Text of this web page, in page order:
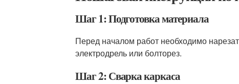
Шаг 1: Подготовка материала
Перед началом работ необходимо
электродрель или болторез.
Шаг 2: Сварка каркаса